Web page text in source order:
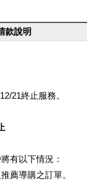
款說明
21終止服務。
有以下情況：
薦導購之訂單。